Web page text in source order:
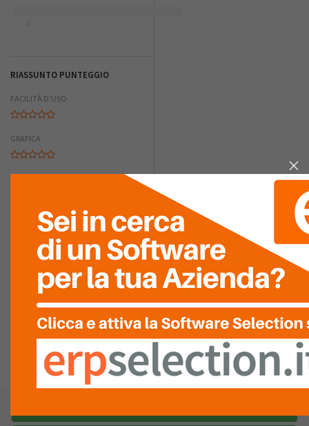
RIASSUNTO PUNTEGGIO
FACILITÀ D'USO
GRAFICA
FACILITÀ DI
INTEGRAZIONE
RAPPORTO
QUALITÀ/PREZZO
LISTARECENSIONI (0)